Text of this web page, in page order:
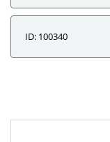
ID: 100340